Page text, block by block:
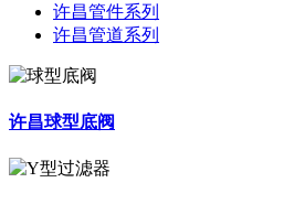
许昌管件系列
许昌管道系列
许昌球型底阀